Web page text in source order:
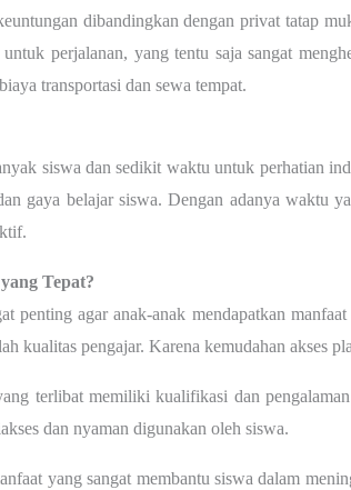
dibandingkan dengan privat tatap
perjalanan, yang tentu saja sangat
transportasi dan sewa tempat.
siswa dan sedikit waktu untuk perhatian
gaya belajar siswa. Dengan adanya waktu
Tepat?
penting agar anak-anak mendapatkan
kualitas pengajar. Karena kemudahan akses
terlibat memiliki kualifikasi dan
dan nyaman digunakan oleh siswa.
yang sangat membantu siswa dalam